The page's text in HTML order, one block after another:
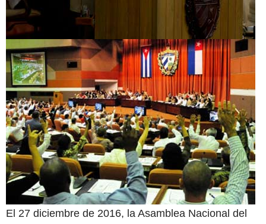
El 27 diciembre de 2016, la Asamblea Nacional del